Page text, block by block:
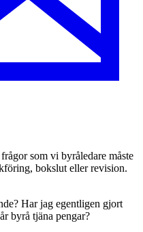
som vi byråledare måste
bokslut eller revision.
Har jag egentligen gjort
byrå tjäna pengar?